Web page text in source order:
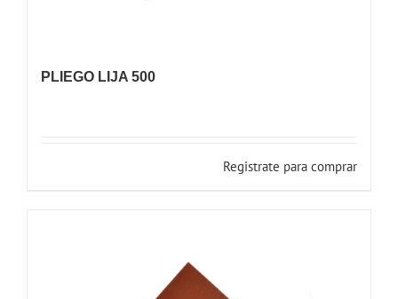
PLIEGO LIJA 500
Registrate para comprar